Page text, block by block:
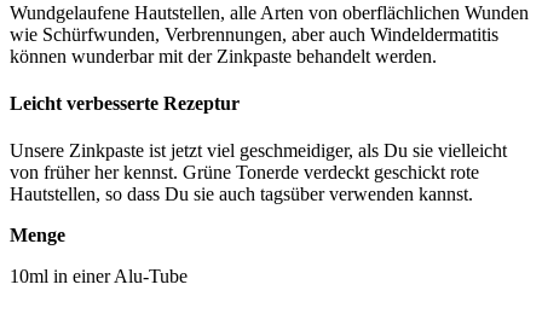
Wundgelaufene Hautstellen, alle Arten von oberflächlichen Wunden
wie Schürfwunden, Verbrennungen, aber auch Windeldermatitis
können wunderbar mit der Zinkpaste behandelt werden.
Leicht verbesserte Rezeptur
Unsere Zinkpaste ist jetzt viel geschmeidiger, als Du sie vielleicht
von früher her kennst. Grüne Tonerde verdeckt geschickt rote
Hautstellen, so dass Du sie auch tagsüber verwenden kannst.
Menge
10ml in einer Alu-Tube